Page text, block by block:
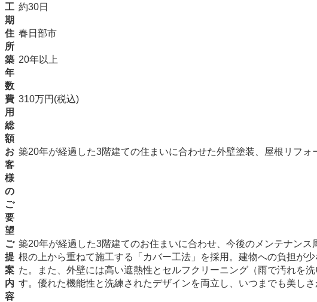
工
期
約30日
住
所
春日部市
築
年
数
20年以上
費
用
総
額
310万円(税込)
お
客
様
の
ご
要
望
築20年が経過した3階建ての住まいに合わせた外壁塗装、屋根リフォ
ご
提
案
内
容
築20年が経過した3階建てのお住まいに合わせ、今後のメンテナン
根の上から重ねて施工する「カバー工法」を採用。建物への負担が
た。また、外壁には高い遮熱性とセルフクリーニング（雨で汚れを
す。優れた機能性と洗練されたデザインを両立し、いつまでも美し